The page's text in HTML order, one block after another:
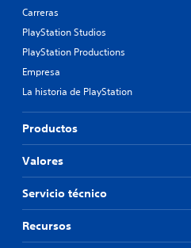
Carreras
PlayStation Studios
PlayStation Productions
Empresa
La historia de PlayStation
Productos
Valores
Servicio técnico
Recursos